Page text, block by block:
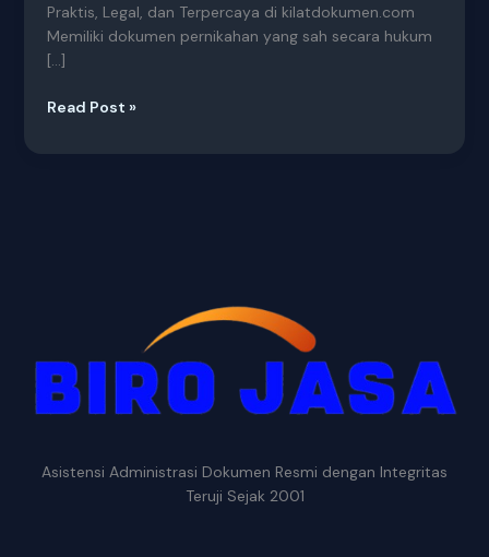
Praktis, Legal, dan Terpercaya di kilatdokumen.com
Memiliki dokumen pernikahan yang sah secara hukum
[…]
Read Post »
Asistensi Administrasi Dokumen Resmi dengan Integritas
Teruji Sejak 2001